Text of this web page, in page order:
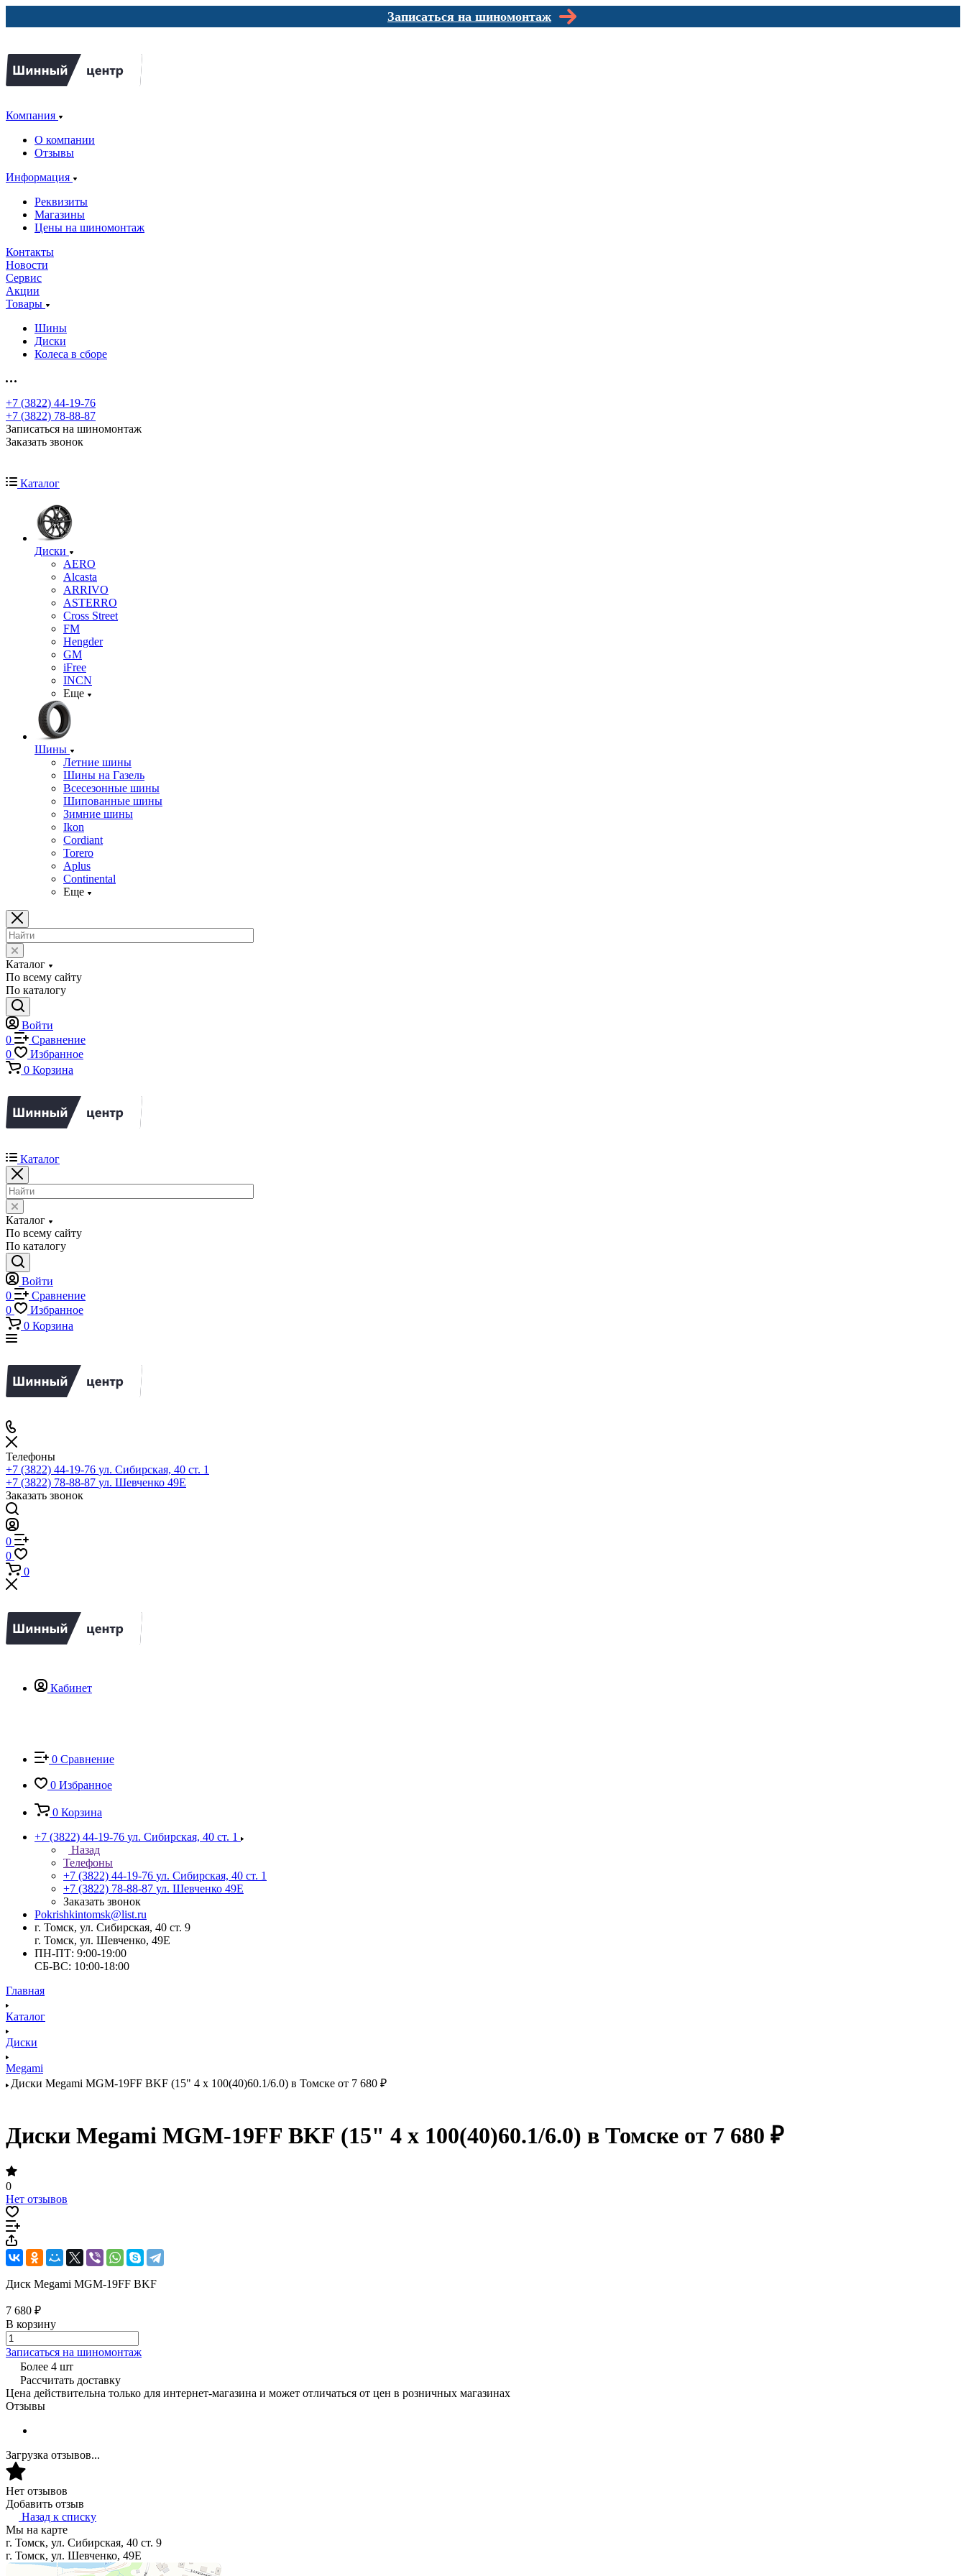
Записаться на шиномонтаж
Компания
О компании
Отзывы
Информация
Реквизиты
Магазины
Цены на шиномонтаж
Контакты
Новости
Сервис
Акции
Товары
Шины
Диски
Колеса в сборе
+7 (3822) 44-19-76
+7 (3822) 78-88-87
Записаться на шиномонтаж
Заказать звонок
Каталог
Диски
AERO
Alcasta
ARRIVO
ASTERRO
Cross Street
FM
Hengder
GM
iFree
INCN
Еще
Шины
Летние шины
Шины на Газель
Всесезонные шины
Шипованные шины
Зимние шины
Ikon
Cordiant
Torero
Aplus
Continental
Еще
Каталог
По всему сайту
По каталогу
Войти
0
Сравнение
0
Избранное
0 Корзина
Каталог
Каталог
По всему сайту
По каталогу
Войти
0
Сравнение
0
Избранное
0 Корзина
Телефоны
+7 (3822) 44-19-76 ул. Сибирская, 40 ст. 1
+7 (3822) 78-88-87 ул. Шевченко 49Е
Заказать звонок
0
0
0
Кабинет
0 Сравнение
0 Избранное
0 Корзина
+7 (3822) 44-19-76 ул. Сибирская, 40 ст. 1
Назад
Телефоны
+7 (3822) 44-19-76 ул. Сибирская, 40 ст. 1
+7 (3822) 78-88-87 ул. Шевченко 49Е
Заказать звонок
Pokrishkintomsk@list.ru
г. Томск, ул. Сибирская, 40 ст. 9
г. Томск, ул. Шевченко, 49Е
ПН-ПТ: 9:00-19:00
СБ-ВС: 10:00-18:00
Главная
Каталог
Диски
Megami
Диски Megami MGM-19FF BKF (15" 4 x 100(40)60.1/6.0) в Томске от 7 680 ₽
Диски Megami MGM-19FF BKF (15" 4 x 100(40)60.1/6.0) в Томске от 7 680 ₽
0
Нет отзывов
Диск Megami MGM-19FF BKF
7 680 ₽
В корзину
Записаться на шиномонтаж
Более 4 шт
Рассчитать доставку
Цена действительна только для интернет-магазина и может отличаться от цен в розничных магазинах
Отзывы
Загрузка отзывов...
Нет отзывов
Добавить отзыв
Назад к списку
Мы на карте
г. Томск, ул. Сибирская, 40 ст. 9
г. Томск, ул. Шевченко, 49Е